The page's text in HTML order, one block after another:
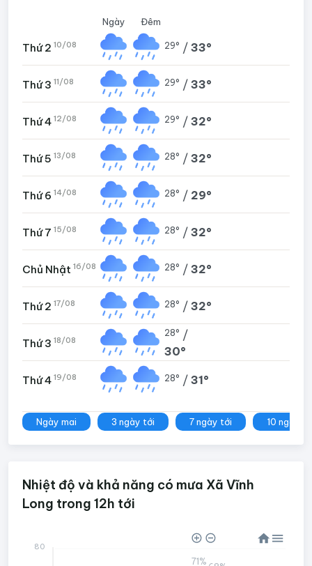
Ngày Đêm
Thứ 2 10/08 29° / 33°
Thứ 3 11/08 29° / 33°
Thứ 4 12/08 29° / 32°
Thứ 5 13/08 28° / 32°
Thứ 6 14/08 28° / 29°
Thứ 7 15/08 28° / 32°
Chủ Nhật 16/08 28° / 32°
Thứ 2 17/08 28° / 32°
Thứ 3 18/08
28° /
30°
Thứ 4 19/08 28° / 31°
Ngày mai 3 ngày tới 7 ngày tới 10 ngày
Nhiệt độ và khả năng có mưa Xã Vĩnh
Long trong 12h tới
71%
80